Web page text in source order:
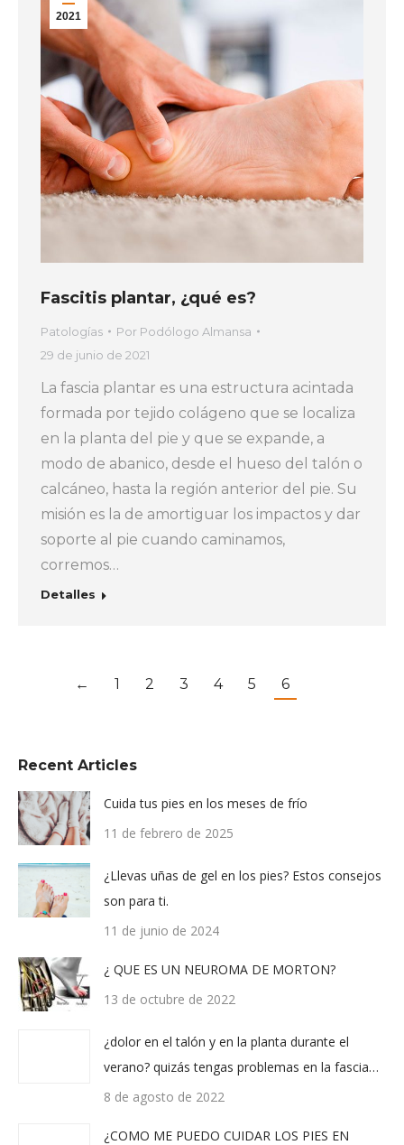
2021
Fascitis plantar, ¿qué es?
Patologías Por Podólogo Almansa
29 de junio de 2021
La fascia plantar es una estructura acintada
formada por tejido colágeno que se localiza
en la planta del pie y que se expande, a
modo de abanico, desde el hueso del talón o
calcáneo, hasta la región anterior del pie. Su
misión es la de amortiguar los impactos y dar
soporte al pie cuando caminamos,
corremos…
Detalles
← 1 2 3 4 5 6
Recent Articles
Cuida tus pies en los meses de frío
11 de febrero de 2025
¿Llevas uñas de gel en los pies? Estos consejos
son para ti.
11 de junio de 2024
¿ QUE ES UN NEUROMA DE MORTON?
13 de octubre de 2022
¿dolor en el talón y en la planta durante el
verano? quizás tengas problemas en la fascia…
8 de agosto de 2022
¿COMO ME PUEDO CUIDAR LOS PIES EN